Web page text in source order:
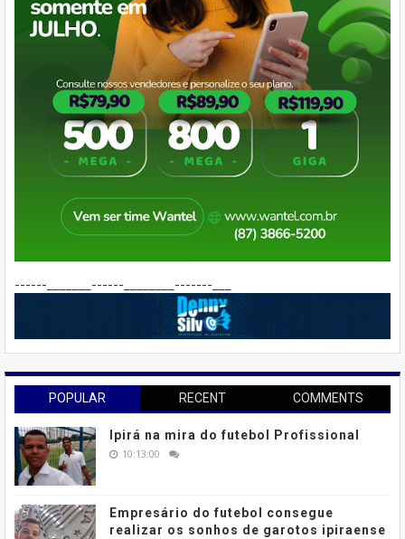
------_______------________-------___
POPULAR RECENT COMMENTS
Ipirá na mira do futebol Profissional
10:13:00
Empresário do futebol consegue
realizar os sonhos de garotos ipiraense